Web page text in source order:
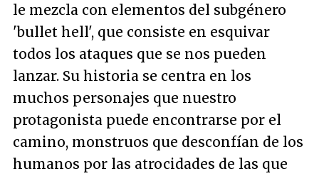
le mezcla con elementos del subgénero
'bullet hell', que consiste en esquivar
todos los ataques que se nos pueden
lanzar. Su historia se centra en los
muchos personajes que nuestro
protagonista puede encontrarse por el
camino, monstruos que desconfían de los
humanos por las atrocidades de las que